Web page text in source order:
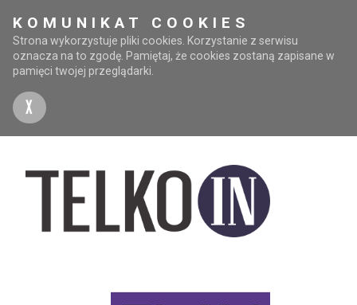
KOMUNIKAT COOKIES
Strona wykorzystuje pliki cookies. Korzystanie z serwisu
oznacza na to zgodę. Pamiętaj, że cookies zostaną zapisane w
pamięci twojej przeglądarki.
X